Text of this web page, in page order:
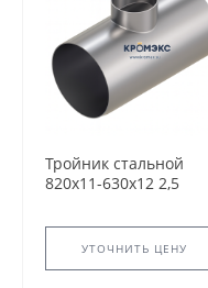
Тройник стальной
820x11-630х12 2,5
5.903-13 переходный
сварнойУТОЧНИТЬ ЦЕНУ